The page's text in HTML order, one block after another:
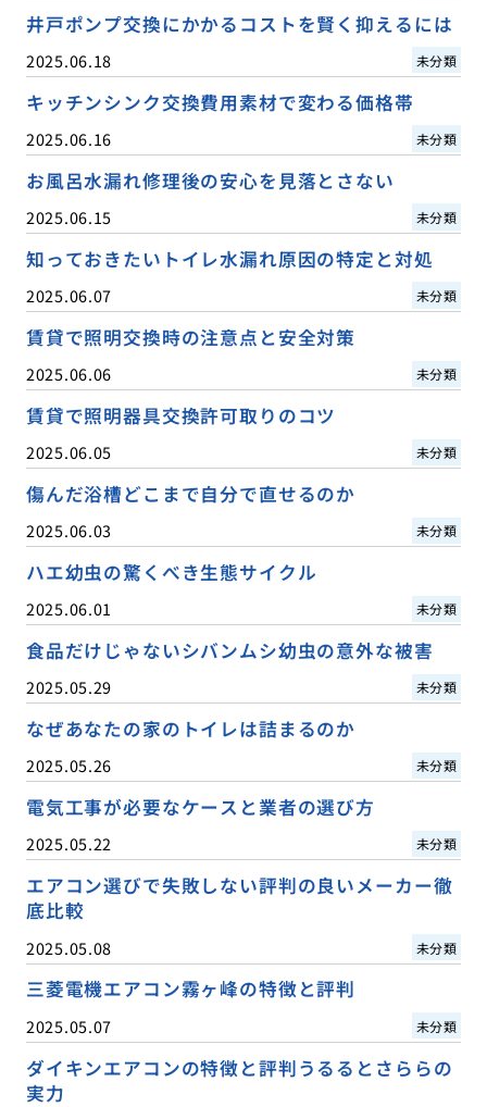
井戸ポンプ交換にかかるコストを賢く抑えるには
2025.06.18 未分類
キッチンシンク交換費用素材で変わる価格帯
2025.06.16 未分類
お風呂水漏れ修理後の安心を見落とさない
2025.06.15 未分類
知っておきたいトイレ水漏れ原因の特定と対処
2025.06.07 未分類
賃貸で照明交換時の注意点と安全対策
2025.06.06 未分類
賃貸で照明器具交換許可取りのコツ
2025.06.05 未分類
傷んだ浴槽どこまで自分で直せるのか
2025.06.03 未分類
ハエ幼虫の驚くべき生態サイクル
2025.06.01 未分類
食品だけじゃないシバンムシ幼虫の意外な被害
2025.05.29 未分類
なぜあなたの家のトイレは詰まるのか
2025.05.26 未分類
電気工事が必要なケースと業者の選び方
2025.05.22 未分類
エアコン選びで失敗しない評判の良いメーカー徹
底比較
2025.05.08 未分類
三菱電機エアコン霧ヶ峰の特徴と評判
2025.05.07 未分類
ダイキンエアコンの特徴と評判うるるとさららの
実力